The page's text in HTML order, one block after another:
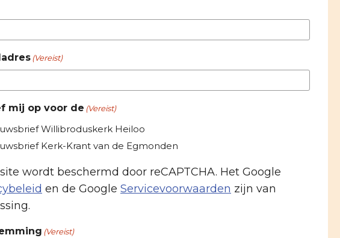
(Vereist)
mij op voor de (Vereist)
Willibroduskerk Heiloo
Kerk-Krant van de Egmonden
wordt beschermd door reCAPTCHA. Het Google
en de Google Servicevoorwaarden zijn van
(Vereist)